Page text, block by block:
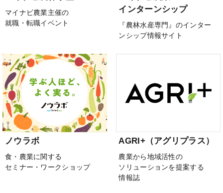
マイナビ農業主催の
就職・転職イベント
インターンシップ
『農林水産専門』のインター
ンシップ情報サイト
ノウラボ
食・農業に関する
セミナー・ワークショップ
AGRI+（アグリプラス）
農業から地域活性の
ソリューションを提案する
情報誌